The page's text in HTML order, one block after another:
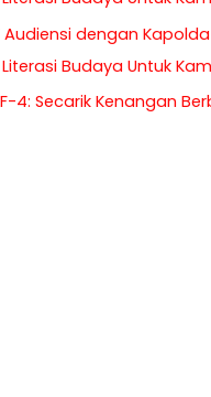
Audiensi dengan
Budaya Untuk
4: Secarik Kenangan